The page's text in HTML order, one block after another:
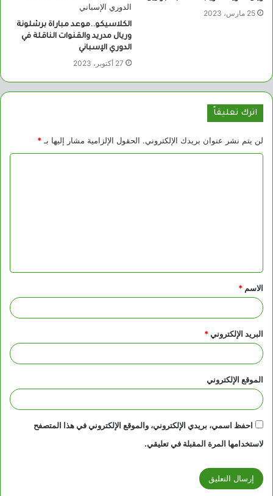
25 مارس، 2023
الكلاسيكو..موعد مباراة برشلونة
وريال مدريد والقنوات الناقلة في
الدوري الإسباني
27 أكتوبر، 2023
اترك تعليقاً
لن يتم نشر عنوان بريدك الإلكتروني. الحقول الإلزامية مشار إليها بـ *
ق
*
الاسم *
البريد الإلكتروني*
الموقع الإلكتروني
احفظ اسمي، بريدي الإلكتروني، والموقع الإلكتروني في هذا المتصفح
لاستخدامها المرة المقبلة في تعليقي.